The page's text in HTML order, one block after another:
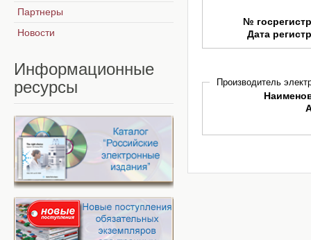
№
Дата
Производитель
Партнеры
Новости
Информационные
ресурсы